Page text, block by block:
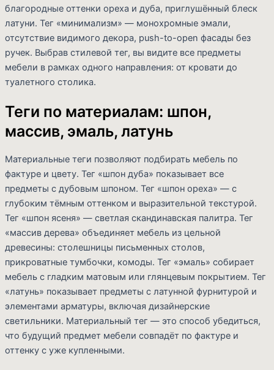
благородные оттенки ореха и дуба, приглушённый блеск
латуни. Тег «минимализм» — монохромные эмали,
отсутствие видимого декора, push-to-open фасады без
ручек. Выбрав стилевой тег, вы видите все предметы
мебели в рамках одного направления: от кровати до
туалетного столика.
Теги по материалам: шпон,
массив, эмаль, латунь
Материальные теги позволяют подбирать мебель по
фактуре и цвету. Тег «шпон дуба» показывает все
предметы с дубовым шпоном. Тег «шпон ореха» — с
глубоким тёмным оттенком и выразительной текстурой.
Тег «шпон ясеня» — светлая скандинавская палитра. Тег
«массив дерева» объединяет мебель из цельной
древесины: столешницы письменных столов,
прикроватные тумбочки, комоды. Тег «эмаль» собирает
мебель с гладким матовым или глянцевым покрытием. Тег
«латунь» показывает предметы с латунной фурнитурой и
элементами арматуры, включая дизайнерские
светильники. Материальный тег — это способ убедиться,
что будущий предмет мебели совпадёт по фактуре и
оттенку с уже купленными.